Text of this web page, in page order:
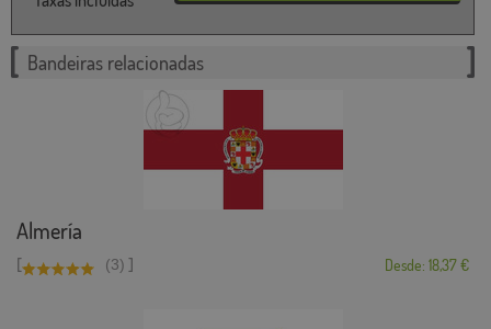
Bandeiras relacionadas
Almería
[ (3) ] Desde: 18,37 €